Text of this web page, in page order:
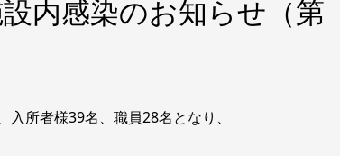
内感染のお知らせ（第
所者様39名、職員28名となり、